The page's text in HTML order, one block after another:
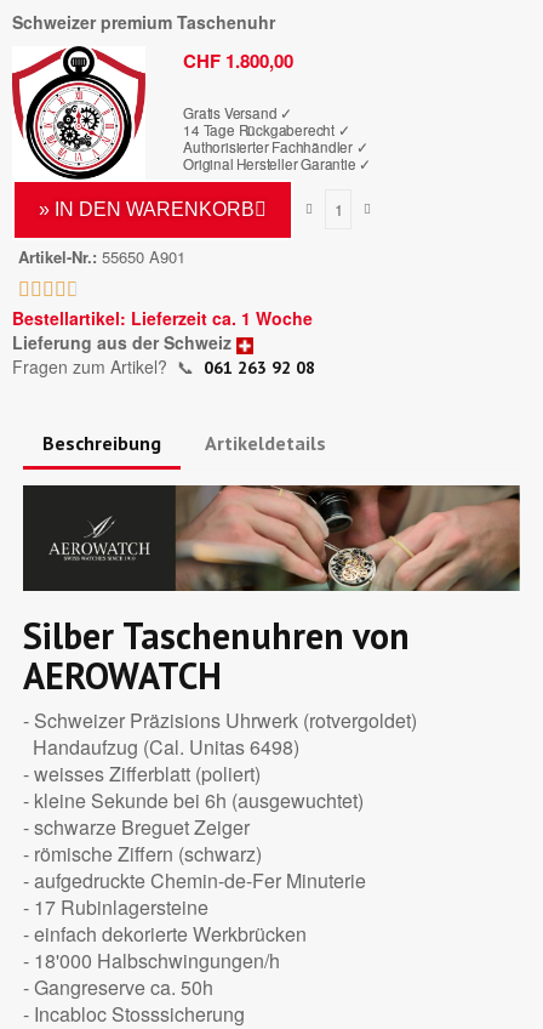
Schweizer premium Taschenuhr
CHF 1.800,00
Gratis Versand ✓
14 Tage Rückgaberecht ✓
Authorisierter Fachhändler ✓
Original Hersteller Garantie ✓
» IN DEN WARENKORB
Artikel-Nr. 55650 A901
    
Bestellartikel: Lieferzeit ca. 1 Woche
Lieferung aus der Schweiz
Fragen zum Artikel? 📞 061 263 92 08
Beschreibung Artikeldetails
Silber Taschenuhren von
AEROWATCH
- Schweizer Präzisions Uhrwerk (rotvergoldet)
Handaufzug (Cal. Unitas 6498)
- weisses Zifferblatt (poliert)
- kleine Sekunde bei 6h (ausgewuchtet)
- schwarze Breguet Zeiger
- römische Ziffern (schwarz)
- aufgedruckte Chemin-de-Fer Minuterie
- 17 Rubinlagersteine
- einfach dekorierte Werkbrücken
- 18'000 Halbschwingungen/h
- Gangreserve ca. 50h
- Incabloc Stosssicherung